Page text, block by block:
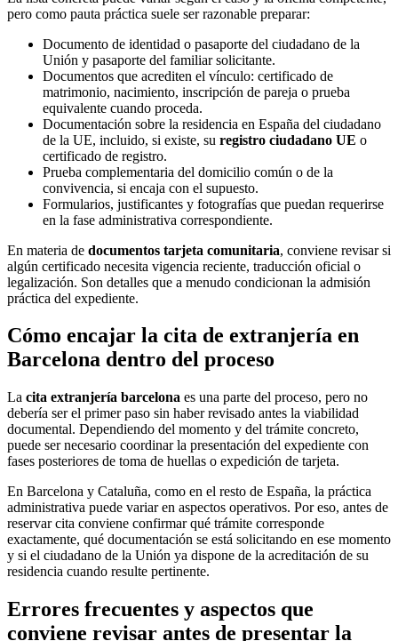
pero como pauta práctica suele ser razonable preparar:
Documento de identidad o pasaporte del ciudadano de la
Unión y pasaporte del familiar solicitante.
Documentos que acrediten el vínculo: certificado de
matrimonio, nacimiento, inscripción de pareja o prueba
equivalente cuando proceda.
Documentación sobre la residencia en España del ciudadano
de la UE, incluido, si existe, su registro ciudadano UE o
certificado de registro.
Prueba complementaria del domicilio común o de la
convivencia, si encaja con el supuesto.
Formularios, justificantes y fotografías que puedan requerirse
en la fase administrativa correspondiente.
En materia de documentos tarjeta comunitaria, conviene revisar si
algún certificado necesita vigencia reciente, traducción oficial o
legalización. Son detalles que a menudo condicionan la admisión
práctica del expediente.
Cómo encajar la cita de extranjería en
Barcelona dentro del proceso
La cita extranjería barcelona es una parte del proceso, pero no
debería ser el primer paso sin haber revisado antes la viabilidad
documental. Dependiendo del momento y del trámite concreto,
puede ser necesario coordinar la presentación del expediente con
fases posteriores de toma de huellas o expedición de tarjeta.
En Barcelona y Cataluña, como en el resto de España, la práctica
administrativa puede variar en aspectos operativos. Por eso, antes de
reservar cita conviene confirmar qué trámite corresponde
exactamente, qué documentación se está solicitando en ese momento
y si el ciudadano de la Unión ya dispone de la acreditación de su
residencia cuando resulte pertinente.
Errores frecuentes y aspectos que
conviene revisar antes de presentar la